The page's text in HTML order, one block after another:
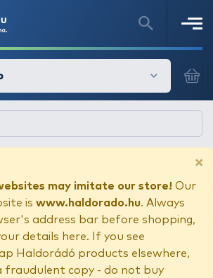
×
may imitate our store! Our
is www.haldorado.hu. Always
address bar before shopping,
details here. If you see
Haldorádó products elsewhere,
fraudulent copy - do not buy